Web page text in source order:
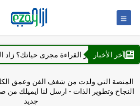
آخر الأخبار
إزاي تغير القراءة مجرى حياتك؟ زاد العقول (1)
المنصة التي ولدت من شغف الفن وعمق
النجاح وتطوير الذات - ارسل لنا ايميلك
جديد